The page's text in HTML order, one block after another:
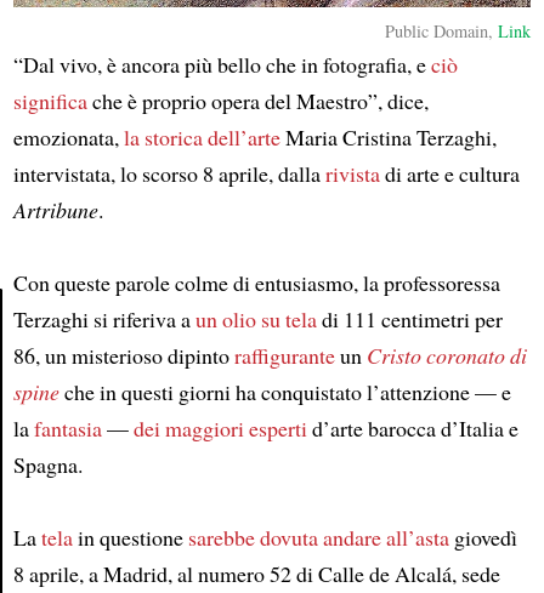
Article
Public Domain,Link
“Dal vivo, è ancora più bello che in fotografia, eciò
significache è proprio opera del Maestro”, dice,
emozionata,la storica dell’arteMaria Cristina Terzaghi,
intervistata, lo scorso 8 aprile, dallarivistadi arte e cultura
Artribune.
Con queste parole colme di entusiasmo, la professoressa
Terzaghi si riferiva aun olio su teladi 111 centimetri per
86, un misterioso dipintoraffiguranteun Cristo coronato di
spineche in questi giorni ha conquistato l’attenzione — e
lafantasia—dei maggiori espertid’arte barocca d’Italia e
Spagna.
Latelain questione sarebbe dovuta andare all’astagiovedì
8 aprile, a Madrid, al numero 52 di Calle de Alcalá, sede